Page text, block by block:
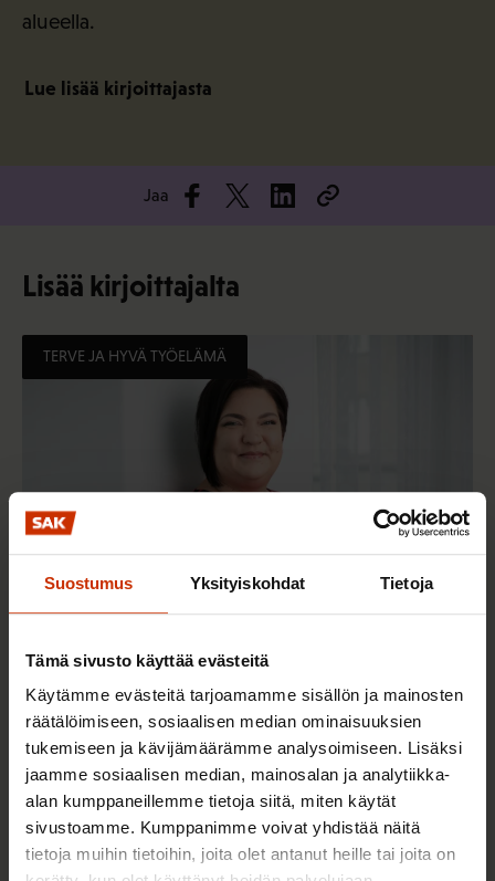
Suostumus Yksityiskohdat Tietoja
Tämä sivusto käyttää evästeitä
Käytämme evästeitä tarjoamamme sisällön ja mainosten
räätälöimiseen, sosiaalisen median ominaisuuksien
tukemiseen ja kävijämäärämme analysoimiseen. Lisäksi
jaamme sosiaalisen median, mainosalan ja analytiikka-
alan kumppaneillemme tietoja siitä, miten käytät
sivustoamme. Kumppanimme voivat yhdistää näitä
tietoja muihin tietoihin, joita olet antanut heille tai joita on
alueella.
Lue lisää kirjoittajasta
Jaa
Lisää kirjoittajalta
TERVE JA HYVÄ TYÖELÄMÄ
Sonja Laitinen
Saatavuusharkinta suojaa työntekijöitä
hyväksikäytöltä
TERVE JA HYVÄ TYÖELÄMÄ